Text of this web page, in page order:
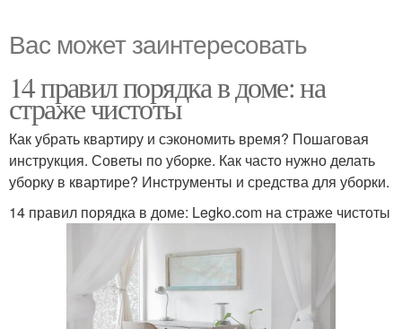
Вас может заинтересовать
14 правил порядка в доме: на
страже чистоты
Как убрать квартиру и сэкономить время? Пошаговая
инструкция. Советы по уборке. Как часто нужно делать
уборку в квартире? Инструменты и средства для уборки.
14 правил порядка в доме: Legko.com на страже чистоты